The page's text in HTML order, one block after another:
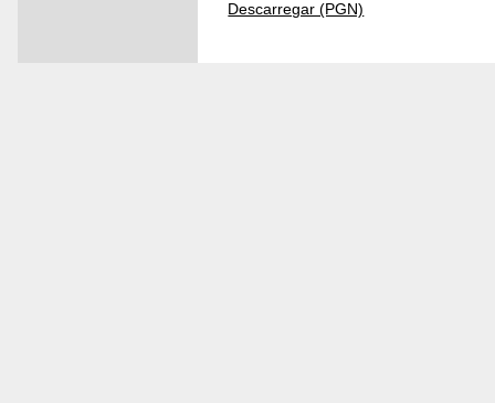
Descarregar (PGN)